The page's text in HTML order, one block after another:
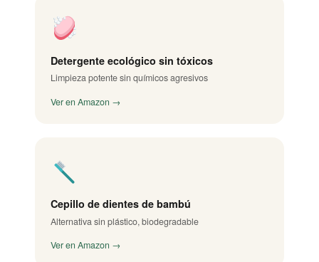
Detergente ecológico sin tóxicos
Limpieza potente sin químicos agresivos
Ver en Amazon →
Cepillo de dientes de bambú
Alternativa sin plástico, biodegradable
Ver en Amazon →